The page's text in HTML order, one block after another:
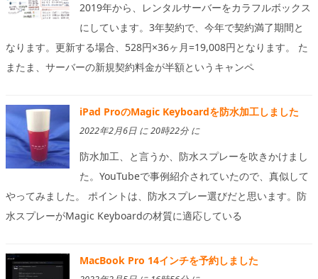
2019年から、レンタルサーバーをカラフルボックス
にしています。3年契約で、今年で契約満了期間と
なります。更新する場合、528円×36ヶ月=19,008円となります。 た
またま、サーバーの新規契約料金が半額というキャンペ
iPad ProのMagic Keyboardを防水加工しました
2022年2月6日 に 20時22分 に
防水加工、と言うか、防水スプレーを吹きかけまし
た。YouTubeで事例紹介されていたので、真似して
やってみました。 ポイントは、防水スプレー選びだと思います。防
水スプレーがMagic Keyboardの材質に適応している
MacBook Pro 14インチを予約しました